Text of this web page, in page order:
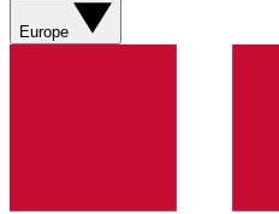
Europe